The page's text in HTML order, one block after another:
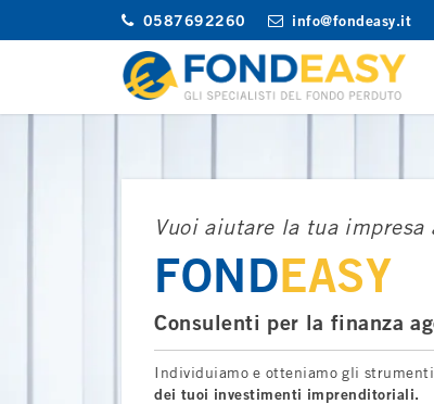
0587692260 info@fondeasy.it
Vuoi aiutare la tua impresa
FONDEASY
Consulenti per la finanza
Individuiamo e otteniamo gli
dei tuoi investimenti imprenditoriali.